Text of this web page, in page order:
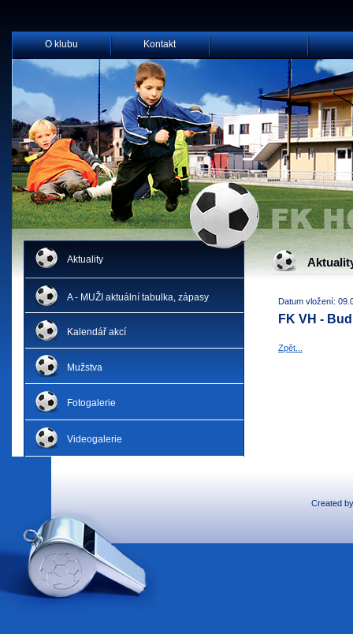
O klubu Kontakt
Aktuality
A - MUŽI aktuální tabulka, zápasy
Kalendář akcí
Mužstva
Fotogalerie
Videogalerie
Datum vložení:
FK VH -
Zpět...
Created